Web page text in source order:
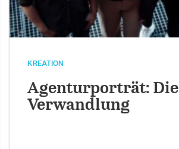
KREATION
Agenturporträt: Die
Verwandlung